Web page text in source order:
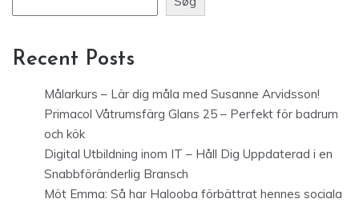
Recent Posts
Målarkurs – Lär dig måla med Susanne Arvidsson!
Primacol Våtrumsfärg Glans 25 – Perfekt för badrum
och kök
Digital Utbildning inom IT – Håll Dig Uppdaterad i en
Snabbföränderlig Bransch
Möt Emma: Så har Halooba förbättrat hennes sociala